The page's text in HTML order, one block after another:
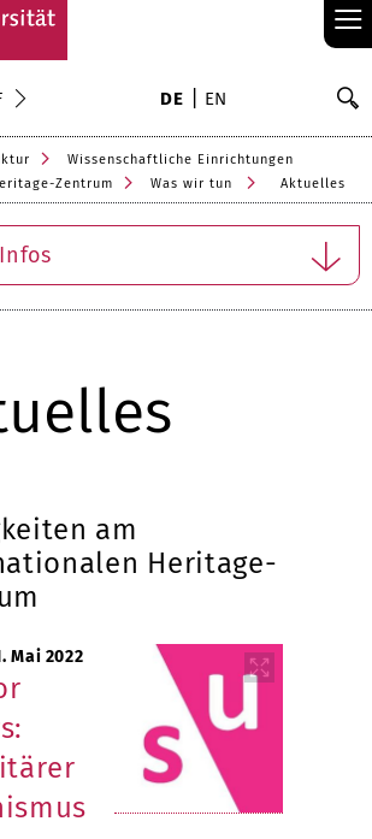
≡
DE EN
Wissenschaftliche Einrichtungen
Zentrum
Was wir tun Aktuelles
am
Heritage-
Mai 2022